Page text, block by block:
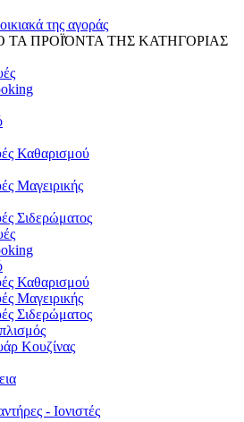
της αγοράς
ΤΑ ΠΡΟΪΌΝΤΑ ΤΗΣ ΚΑΤΗΓΟΡΙΑΣ
Καθαρισμού
Μαγειρικής
Σιδερώματος
Καθαρισμού
Μαγειρικής
Σιδερώματος
Κουζίνας
- Ιονιστές